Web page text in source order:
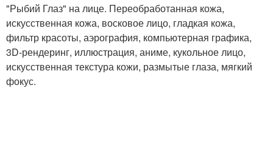
"Рыбий Глаз" на лице. Переобработанная кожа,
искусственная кожа, восковое лицо, гладкая кожа,
фильтр красоты, аэрография, компьютерная графика,
3D-рендеринг, иллюстрация, аниме, кукольное лицо,
искусственная текстура кожи, размытые глаза, мягкий
фокус.